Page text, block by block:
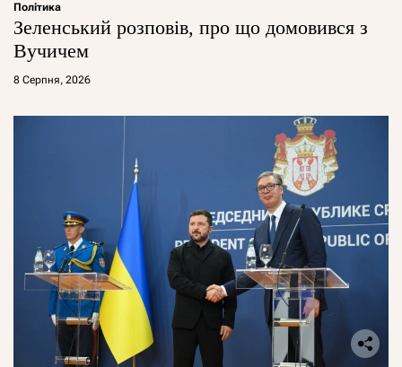
Політика
Зеленський розповів, про що домовився з
Вучичем
8 Серпня, 2026